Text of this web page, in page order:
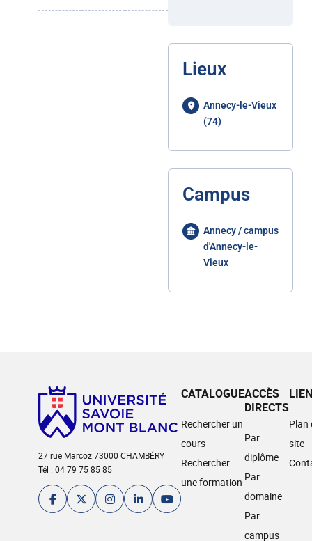
Lieux
Annecy-le-Vieux
(74)
Campus
Annecy / campus
d'Annecy-le-
Vieux
27 rue Marcoz 73000 CHAMBÉRY
Tél : 04 79 75 85 85
CATALOGUE
Rechercher un
cours
Rechercher
une formation
ACCÈS
DIRECTS
Par
diplôme
Par
domaine
Par
campus
Plan
site